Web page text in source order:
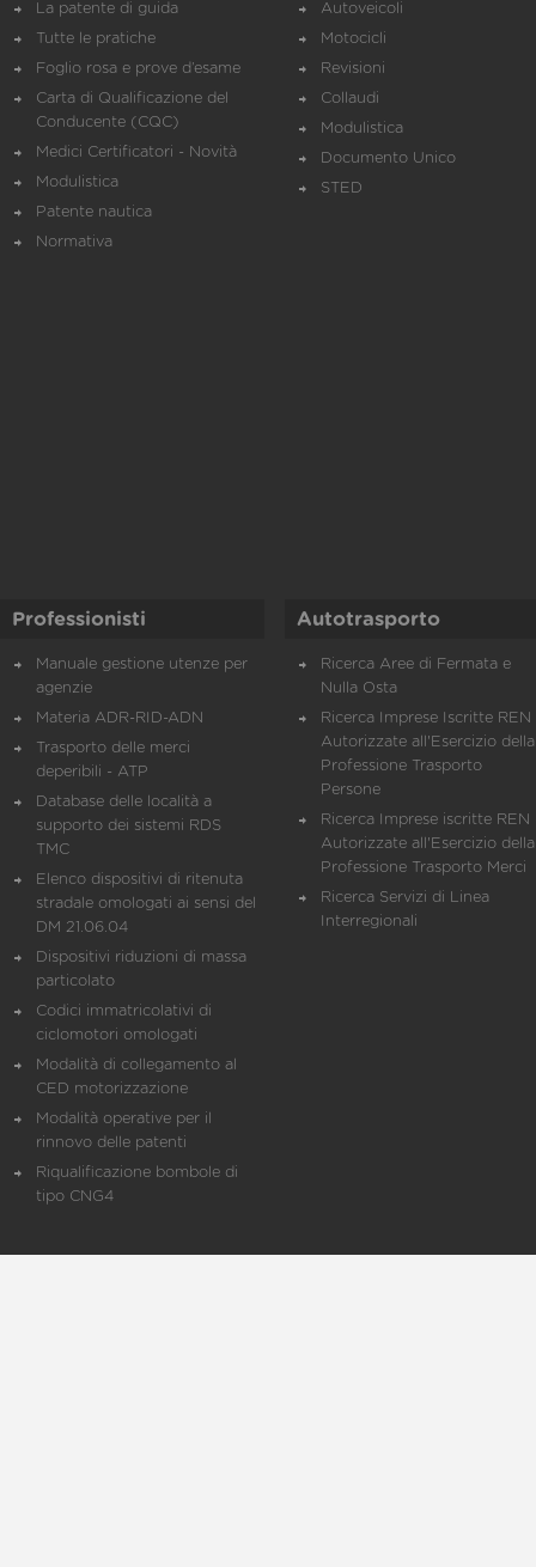
La patente di guida
Tutte le pratiche
Foglio rosa e prove d’esame
Carta di Qualificazione del
Conducente (CQC)
Medici Certificatori - Novità
Modulistica
Patente nautica
Normativa
Autoveicoli
Motocicli
Revisioni
Collaudi
Modulistica
Documento Unico
STED
Professionisti
Manuale gestione utenze per
agenzie
Materia ADR-RID-ADN
Trasporto delle merci
deperibili - ATP
Database delle località a
supporto dei sistemi RDS
TMC
Elenco dispositivi di ritenuta
stradale omologati ai sensi del
DM 21.06.04
Dispositivi riduzioni di massa
particolato
Codici immatricolativi di
ciclomotori omologati
Modalità di collegamento al
CED motorizzazione
Modalità operative per il
rinnovo delle patenti
Riqualificazione bombole di
tipo CNG4
Autotrasporto
Ricerca Aree di Fermata e
Nulla Osta
Ricerca Imprese Iscritte REN
Autorizzate all'Esercizio della
Professione Trasporto
Persone
Ricerca Imprese iscritte REN
Autorizzate all'Esercizio della
Professione Trasporto Merci
Ricerca Servizi di Linea
Interregionali